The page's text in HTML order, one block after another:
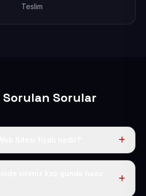
Teslim
Sorulan Sorular
yıllık 50 USD + KDV. Bu bedele alan